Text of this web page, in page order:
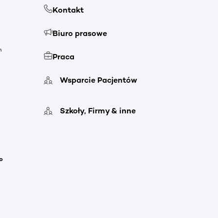
Kontakt
Biuro prasowe
Praca
Wsparcie Pacjentów
Szkoły, Firmy & inne